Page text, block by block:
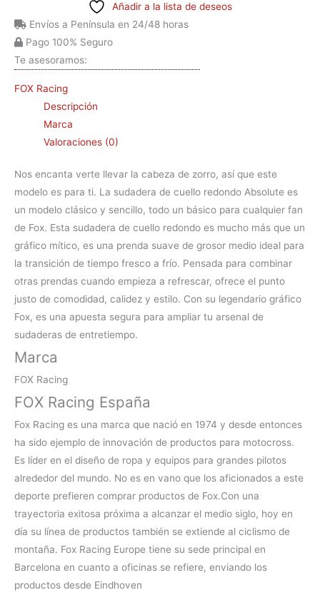
Añadir a la lista de deseos
Envíos a Península en 24/48 horas
Pago 100% Seguro
Te asesoramos:
FOX Racing
Descripción
Marca
Valoraciones (0)
Nos encanta verte llevar la cabeza de zorro, así que este
modelo es para ti. La sudadera de cuello redondo Absolute es
un modelo clásico y sencillo, todo un básico para cualquier fan
de Fox. Esta sudadera de cuello redondo es mucho más que un
gráfico mítico, es una prenda suave de grosor medio ideal para
la transición de tiempo fresco a frío. Pensada para combinar
otras prendas cuando empieza a refrescar, ofrece el punto
justo de comodidad, calidez y estilo. Con su legendario gráfico
Fox, es una apuesta segura para ampliar tu arsenal de
sudaderas de entretiempo.
Marca
FOX Racing
FOX Racing España
Fox Racing es una marca que nació en 1974 y desde entonces
ha sido ejemplo de innovación de productos para motocross.
Es líder en el diseño de ropa y equipos para grandes pilotos
alrededor del mundo. No es en vano que los aficionados a este
deporte prefieren comprar productos de Fox.Con una
trayectoria exitosa próxima a alcanzar el medio siglo, hoy en
día su línea de productos también se extiende al ciclismo de
montaña. Fox Racing Europe tiene su sede principal en
Barcelona en cuanto a oficinas se refiere, enviando los
productos desde Eindhoven